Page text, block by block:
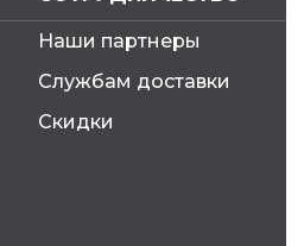
Наши партнеры
Службам доставки
Скидки